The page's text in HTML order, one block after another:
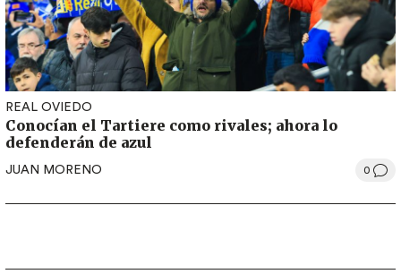
REAL OVIEDO
Conocían el Tartiere como rivales; ahora lo
defenderán de azul
JUAN MORENO 0